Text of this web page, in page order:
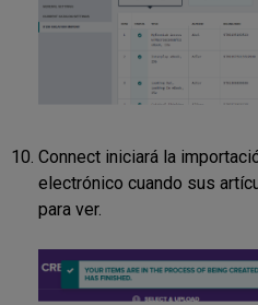
Connect iniciará la
electrónico cuando sus
para ver.